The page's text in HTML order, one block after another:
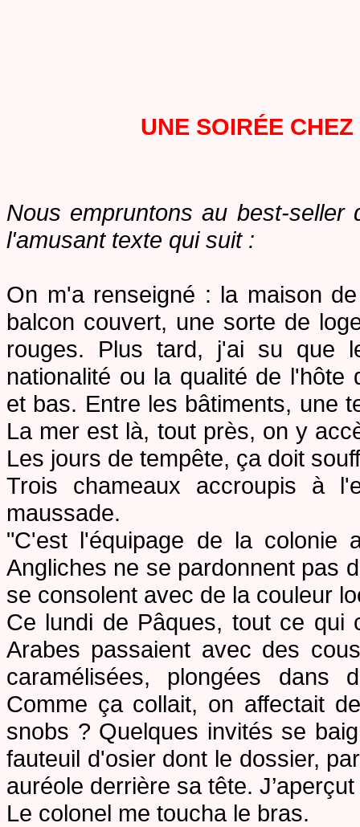
UNE SOIRÉE
Nous empruntons au best-seller
l'amusant texte qui suit :
On m'a renseigné : la maison
balcon couvert, une sorte de
rouges. Plus tard, j'ai su que
nationalité ou la qualité de
et bas. Entre les bâtiments, une
La mer est là, tout près, on y
Les jours de tempête, ça doit
Trois chameaux accroupis à
maussade.
"C'est l'équipage de la colonie
Angliches ne se pardonnent pas
se consolent avec de la couleur
Ce lundi de Pâques, tout ce qui
Arabes passaient avec des
caramélisées, plongées dans
Comme ça collait, on affectait
snobs ? Quelques invités se
fauteuil d'osier dont le dossier,
auréole derrière sa tête.
Le colonel me toucha le bras.